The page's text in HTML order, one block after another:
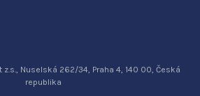
Nuselská 262/34, Praha 4, 140 00, Česká
republika